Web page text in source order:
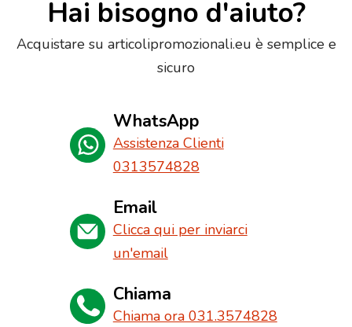
Hai bisogno d'aiuto?
Acquistare su articolipromozionali.eu è semplice e
sicuro
WhatsApp
Assistenza Clienti
0313574828
Email
Clicca qui per inviarci
un'email
Chiama
Chiama ora 031.3574828